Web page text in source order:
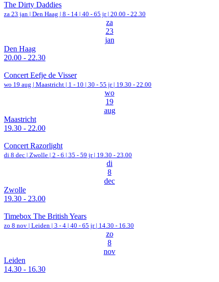
The Dirty Daddies
za 23 jan | Den Haag | 8 - 14 | 40 - 65 jr | 20.00 - 22.30
za
23
jan
Den Haag
20.00 - 22.30
Concert Eefje de Visser
wo 19 aug | Maastricht | 1 - 10 | 30 - 55 jr | 19.30 - 22.00
wo
19
aug
Maastricht
19.30 - 22.00
Concert Razorlight
di 8 dec | Zwolle | 2 - 6 | 35 - 59 jr | 19.30 - 23.00
di
8
dec
Zwolle
19.30 - 23.00
Timebox The British Years
zo 8 nov | Leiden | 3 - 4 | 40 - 65 jr | 14.30 - 16.30
zo
8
nov
Leiden
14.30 - 16.30